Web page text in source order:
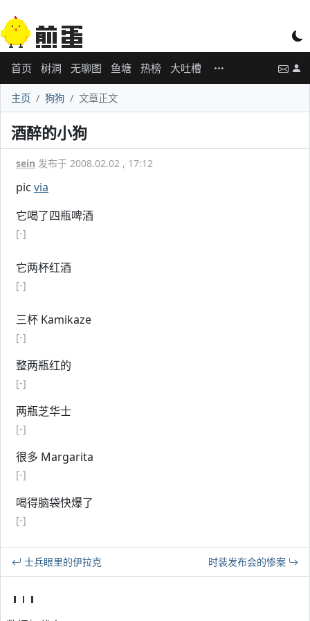
首页 树洞 无聊图 鱼塘 热榜 大吐槽
主页 狗狗 文章正文
酒醉的小狗
sein 发布于 2008.02.02 , 17:12
pic via
它喝了四瓶啤酒
[-]
它两杯红酒
[-]
三杯 Kamikaze
[-]
整两瓶红的
[-]
两瓶芝华士
[-]
很多 Margarita
[-]
喝得脑袋快爆了
[-]
士兵眼里的伊拉克 时装发布会的惨案